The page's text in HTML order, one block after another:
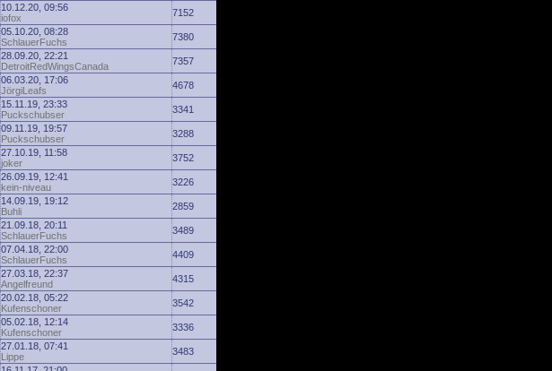
10.12.20, 09:56
iofox
7152
05.10.20, 08:28
SchlauerFuchs
7380
28.09.20, 22:21
DetroitRedWingsCanada
7357
06.03.20, 17:06
JörgiLeafs
4678
15.11.19, 23:33
Puckschubser
3341
09.11.19, 19:57
Puckschubser
3288
27.10.19, 11:58
joker
3752
26.09.19, 12:41
kein-niveau
3226
14.09.19, 19:12
Buhli
2859
21.09.18, 20:11
SchlauerFuchs
3489
07.04.18, 22:00
SchlauerFuchs
4409
27.03.18, 22:37
Angelfreund
4315
20.02.18, 05:22
Kufenschoner
3542
05.02.18, 12:14
Kufenschoner
3336
27.01.18, 07:41
Lippe
3483